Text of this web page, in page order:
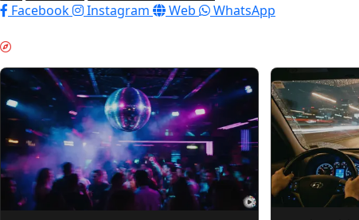
Facebook
Instagram Web WhatsApp